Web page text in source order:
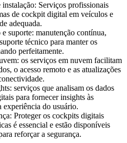
instalação: Serviços profissionais
de cockpit digital em veículos e
adequada.
suporte: manutenção contínua,
técnico para manter os
perfeitamente.
os serviços em nuvem facilitam
o acesso remoto e as atualizações
serviços que analisam os dados
para fornecer insights às
experiência do usuário.
Proteger os cockpits digitais
é essencial e estão disponíveis
reforçar a segurança.